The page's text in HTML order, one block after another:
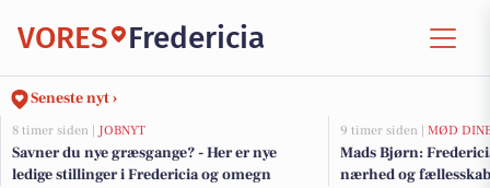
VORES Fredericia
Seneste nyt ›
8 timer siden | JOBNYT
Savner du nye græsgange? - Her er nye
ledige stillinger i Fredericia og omegn
9 timer siden | MØD
Mads Bjørn:
nærhed og fællesskab